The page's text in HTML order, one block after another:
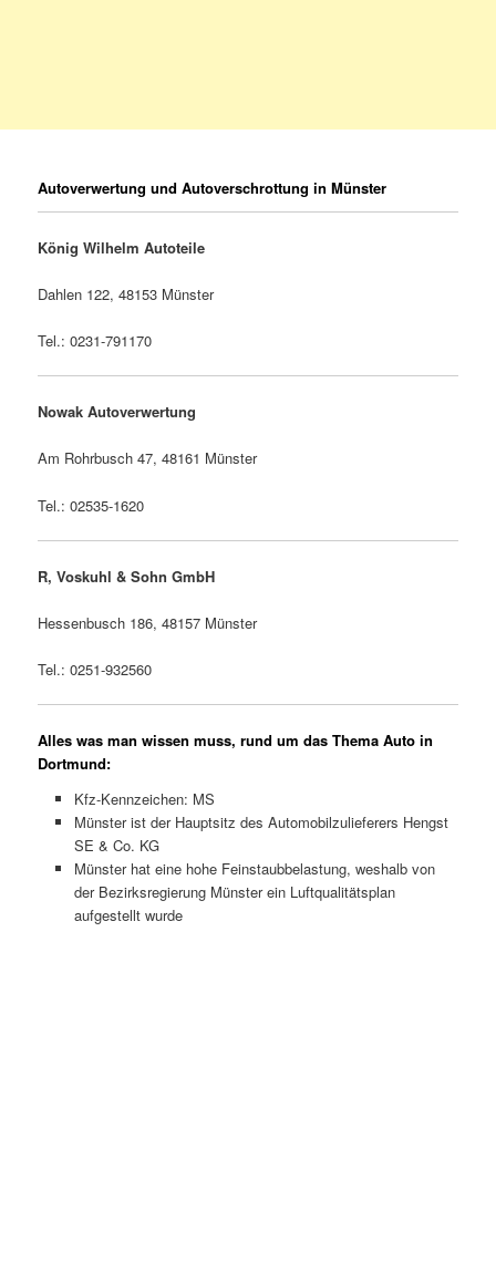
Autoverwertung und Autoverschrottung in Münster
König Wilhelm Autoteile
Dahlen 122, 48153 Münster
Tel.: 0231-791170
Nowak Autoverwertung
Am Rohrbusch 47, 48161 Münster
Tel.: 02535-1620
R, Voskuhl & Sohn GmbH
Hessenbusch 186, 48157 Münster
Tel.: 0251-932560
Alles was man wissen muss, rund um das Thema Auto in
Dortmund:
Kfz-Kennzeichen: MS
Münster ist der Hauptsitz des Automobilzulieferers Hengst
SE & Co. KG
Münster hat eine hohe Feinstaubbelastung, weshalb von
der Bezirksregierung Münster ein Luftqualitätsplan
aufgestellt wurde